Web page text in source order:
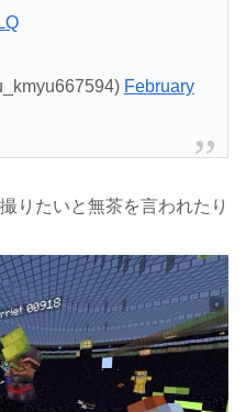
February
りたいと無茶を言われたり